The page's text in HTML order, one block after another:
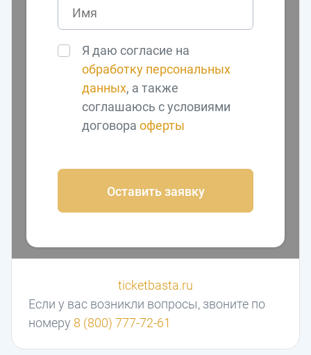
Я даю согласие на
обработку персональных
данных, а также
соглашаюсь с условиями
договораоферты
Оставить заявку
Если у вас возникли вопросы, звоните по
номеру 8 (800) 777-72-61
ticketbasta.ru